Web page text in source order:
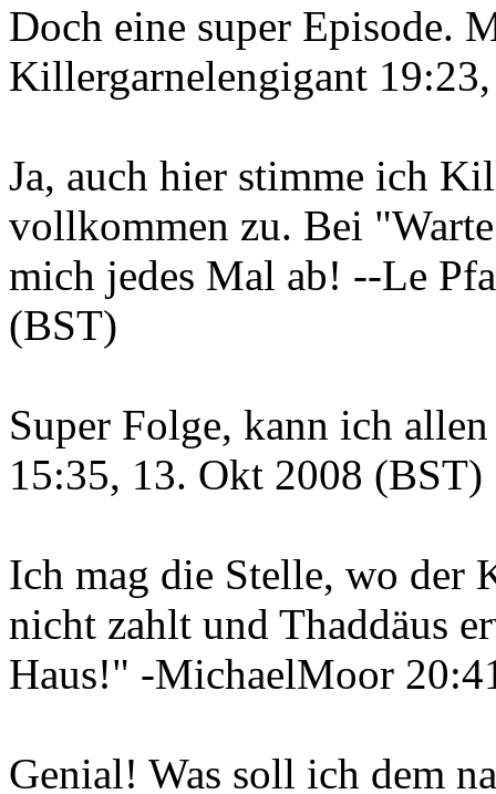
Doch eine super Episode.
Killergarnelengigant
Ja, auch hier stimme ich
vollkommen zu. Bei
mich jedes Mal ab! --Le
(BST)
Super Folge, kann ich
15:35, 13. Okt 2008 (BST)
Ich mag die Stelle, wo der
nicht zahlt und Thaddäus
Haus!" -MichaelMoor
Genial! Was soll ich dem